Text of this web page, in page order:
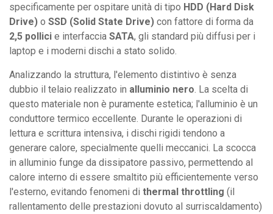
specificamente per ospitare unità di tipo HDD (Hard Disk
Drive) o SSD (Solid State Drive) con fattore di forma da
2,5 pollici e interfaccia SATA, gli standard più diffusi per i
laptop e i moderni dischi a stato solido.
Analizzando la struttura, l'elemento distintivo è senza
dubbio il telaio realizzato in alluminio nero. La scelta di
questo materiale non è puramente estetica; l'alluminio è un
conduttore termico eccellente. Durante le operazioni di
lettura e scrittura intensiva, i dischi rigidi tendono a
generare calore, specialmente quelli meccanici. La scocca
in alluminio funge da dissipatore passivo, permettendo al
calore interno di essere smaltito più efficientemente verso
l'esterno, evitando fenomeni di thermal throttling (il
rallentamento delle prestazioni dovuto al surriscaldamento)